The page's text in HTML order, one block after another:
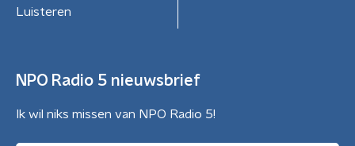
Luisteren
NPO Radio 5 nieuwsbrief
Ik wil niks missen van NPO Radio 5!